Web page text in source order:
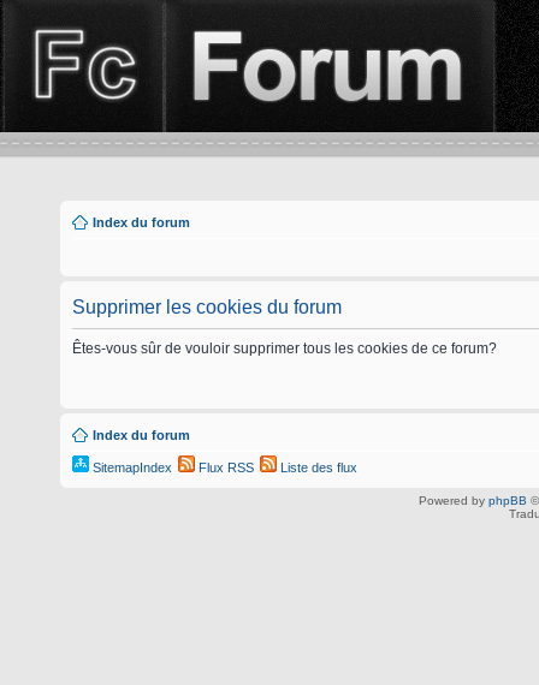
Index du forum
Supprimer les cookies du forum
Êtes-vous sûr de vouloir supprimer tous les cookies de ce forum?
Index du forum
SitemapIndex Flux RSS Liste des flux
Powered by phpBB